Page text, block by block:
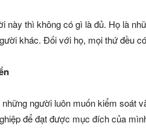
này thì không có gì là đủ. Họ là
khác. Đối với họ, mọi thứ đều
người luôn muốn kiểm soát
để đạt được mục đích của